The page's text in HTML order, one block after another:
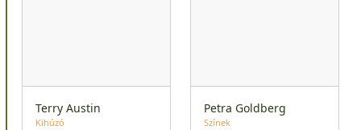
Terry Austin
Kihúzó
Petra Goldberg
Színek